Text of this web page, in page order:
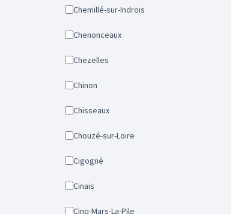
Chemillé-sur-Indrois
Chenonceaux
Chezelles
Chinon
Chisseaux
Chouzé-sur-Loire
Cigogné
Cinais
Cinq-Mars-La-Pile